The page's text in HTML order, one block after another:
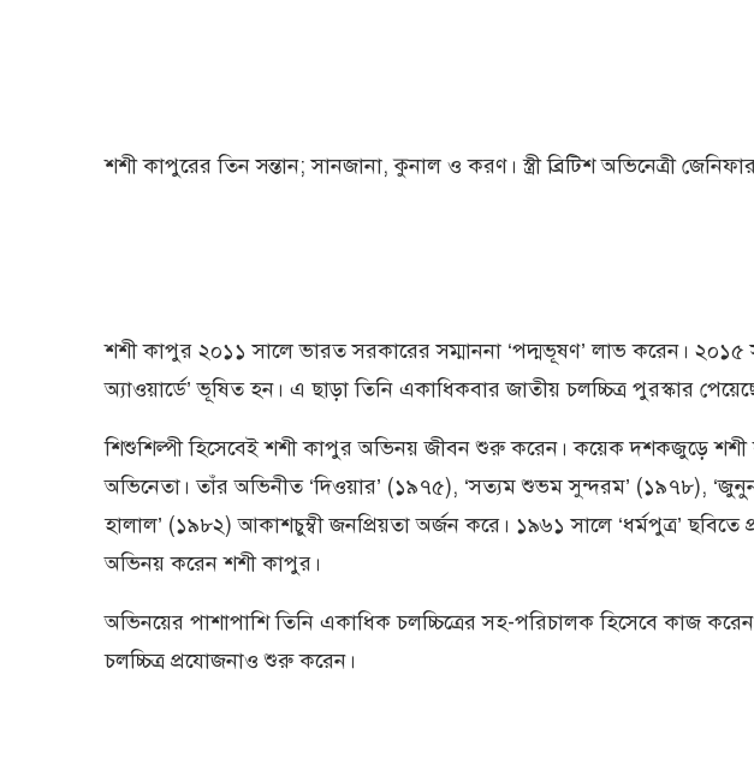
শশী কাপুরের তিন সন্তান; সানজানা, কুনাল ও করণ। স্ত্রী ব্রিটিশ অভিনেত্রী
শশী কাপুর ২০১১ সালে ভারত সরকারের সম্মাননা ‘পদ্মভূষণ’ লাভ করেন। ২০১৫
অ্যাওয়ার্ডে’ ভূষিত হন। এ ছাড়া তিনি একাধিকবার জাতীয় চলচ্চিত্র পুরস্কার
শিশুশিল্পী হিসেবেই শশী কাপুর অভিনয় জীবন শুরু করেন। কয়েক দশকজুড়ে শশী
অভিনেতা। তাঁর অভিনীত ‘দিওয়ার’ (১৯৭৫), ‘সত্যম শুভম সুন্দরম’ (১৯৭৮),
হালাল’ (১৯৮২) আকাশচুম্বী জনপ্রিয়তা অর্জন করে। ১৯৬১ সালে ‘ধর্মপুত্র’ ছবিতে
অভিনয় করেন শশী কাপুর।
অভিনয়ের পাশাপাশি তিনি একাধিক চলচ্চিত্রের সহ-পরিচালক হিসেবে কাজ
চলচ্চিত্র প্রযোজনাও শুরু করেন।